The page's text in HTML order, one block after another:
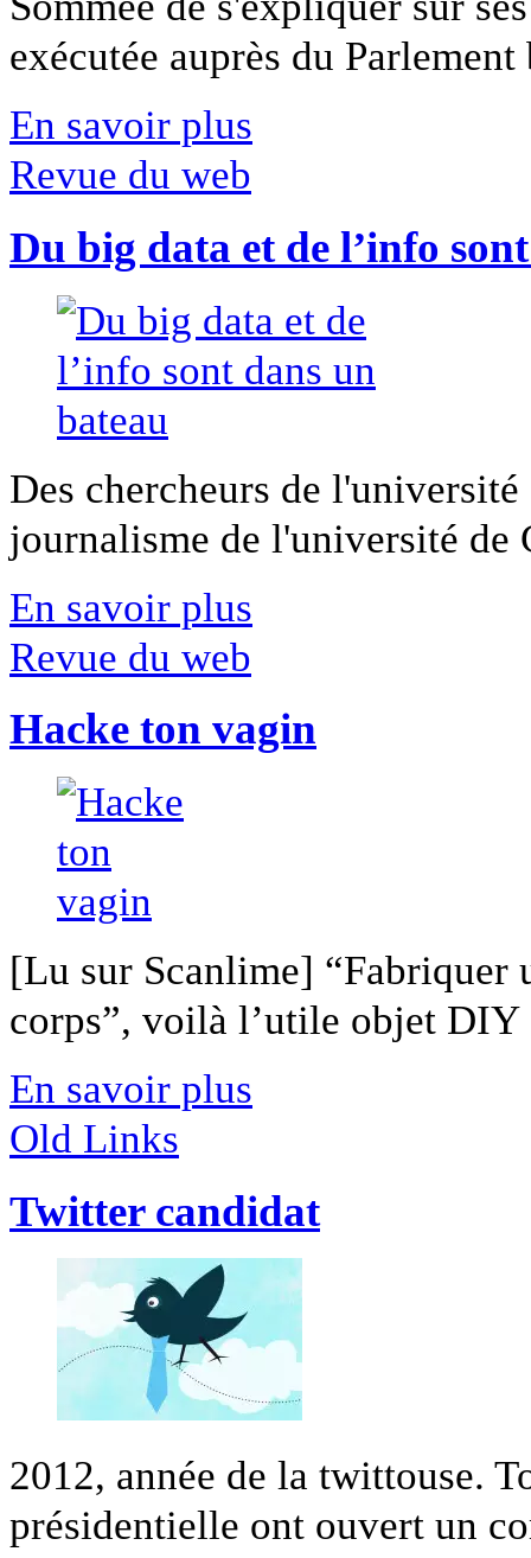
exécutée auprès du
En savoir plus
Revue du web
Du big data et de l’info
Des chercheurs de
journalisme de l'université
En savoir plus
Revue du web
Hacke ton vagin
[Lu sur Scanlime] “Fabriquer
corps”, voilà l’utile objet
En savoir plus
Old Links
Twitter candidat
2012, année de la twittouse.
présidentielle ont ouvert un